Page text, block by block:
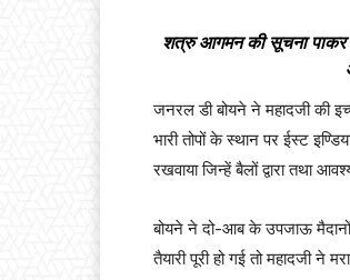
शत्रु आगमन की सूचना पाकर
जनरल डी बोयने ने महादजी की
भारी तोपों के स्थान पर ईस्ट
रखवाया जिन्हें बैलों द्वारा तथा
बोयने ने दो-आब के उपजाऊ मैदानों
तैयारी पूरी हो गई तो महादजी ने